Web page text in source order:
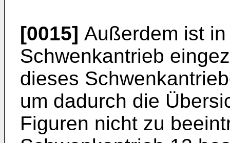
[0015] Außerdem ist
Schwenkantrieb
dieses
um dadurch die
Figuren nicht zu